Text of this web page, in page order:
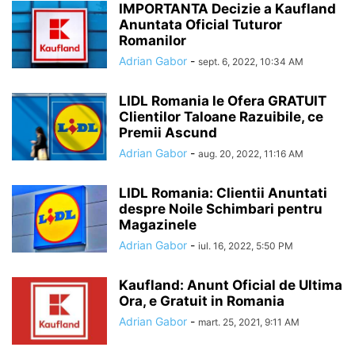
IMPORTANTA Decizie a Kaufland
Anuntata Oficial Tuturor
Romanilor
Adrian Gabor - sept. 6, 2022, 10:34 AM
LIDL Romania le Ofera GRATUIT
Clientilor Taloane Razuibile, ce
Premii Ascund
Adrian Gabor - aug. 20, 2022, 11:16 AM
LIDL Romania: Clientii Anuntati
despre Noile Schimbari pentru
Magazinele
Adrian Gabor - iul. 16, 2022, 5:50 PM
Kaufland: Anunt Oficial de Ultima
Ora, e Gratuit in Romania
Adrian Gabor - mart. 25, 2021, 9:11 AM